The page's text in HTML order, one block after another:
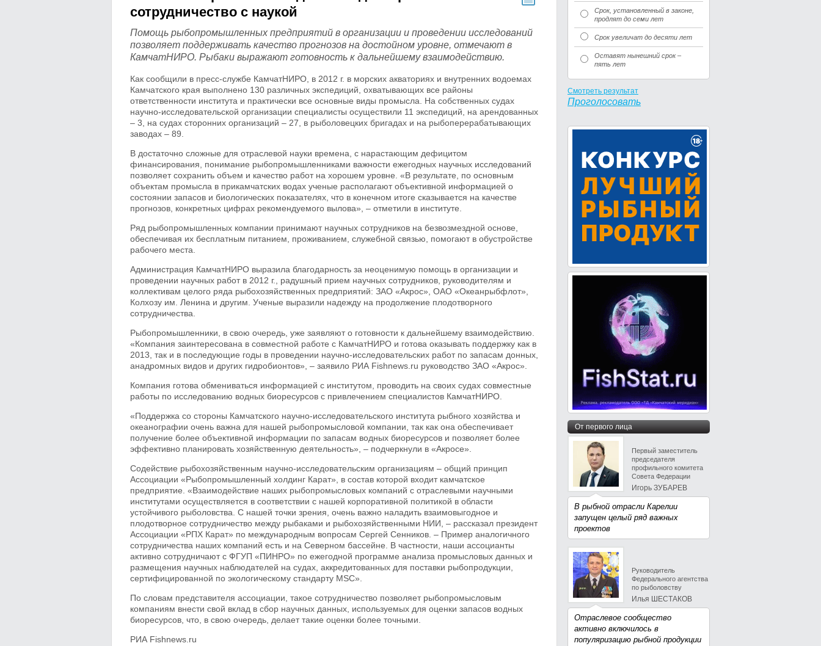
сотрудничество с наукой
Помощь рыбопромышленных предприятий в организации и проведении исследований
позволяет поддерживать качество прогнозов на достойном уровне, отмечают в
КамчатНИРО. Рыбаки выражают готовность к дальнейшему взаимодействию.
Как сообщили в пресс-службе КамчатНИРО, в 2012 г. в морских акваториях и внутренних водоемах
Камчатского края выполнено 130 различных экспедиций, охватывающих все районы
ответственности института и практически все основные виды промысла. На собственных судах
научно-исследовательской организации специалисты осуществили 11 экспедиций, на арендованных
– 3, на судах сторонних организаций – 27, в рыболовецких бригадах и на рыбоперерабатывающих
заводах – 89.
В достаточно сложные для отраслевой науки времена, с нарастающим дефицитом
финансирования, понимание рыбопромышленниками важности ежегодных научных исследований
позволяет сохранить объем и качество работ на хорошем уровне. «В результате, по основным
объектам промысла в прикамчатских водах ученые располагают объективной информацией о
состоянии запасов и биологических показателях, что в конечном итоге сказывается на качестве
прогнозов, конкретных цифрах рекомендуемого вылова», – отметили в институте.
Ряд рыбопромышленных компании принимают научных сотрудников на безвозмездной основе,
обеспечивая их бесплатным питанием, проживанием, служебной связью, помогают в обустройстве
рабочего места.
Администрация КамчатНИРО выразила благодарность за неоценимую помощь в организации и
проведении научных работ в 2012 г., радушный прием научных сотрудников, руководителям и
коллективам целого ряда рыбохозяйственных предприятий: ЗАО «Акрос», ОАО «Океанрыбфлот»,
Колхозу им. Ленина и другим. Ученые выразили надежду на продолжение плодотворного
сотрудничества.
Рыбопромышленники, в свою очередь, уже заявляют о готовности к дальнейшему взаимодействию.
«Компания заинтересована в совместной работе с КамчатНИРО и готова оказывать поддержку как в
2013, так и в последующие годы в проведении научно-исследовательских работ по запасам донных,
анадромных видов и других гидробионтов», – заявило РИА Fishnews.ru руководство ЗАО «Акрос».
Компания готова обмениваться информацией с институтом, проводить на своих судах совместные
работы по исследованию водных биоресурсов с привлечением специалистов КамчатНИРО.
«Поддержка со стороны Камчатского научно-исследовательского института рыбного хозяйства и
океанографии очень важна для нашей рыбопромысловой компании, так как она обеспечивает
получение более объективной информации по запасам водных биоресурсов и позволяет более
эффективно планировать хозяйственную деятельность», – подчеркнули в «Акросе».
Содействие рыбохозяйственным научно-исследовательским организациям – общий принцип
Ассоциации «Рыбопромышленный холдинг Карат», в состав которой входит камчатское
предприятие. «Взаимодействие наших рыбопромысловых компаний с отраслевыми научными
институтами осуществляется в соответствии с нашей корпоративной политикой в области
устойчивого рыболовства. С нашей точки зрения, очень важно наладить взаимовыгодное и
плодотворное сотрудничество между рыбаками и рыбохозяйственными НИИ, – рассказал президент
Ассоциации «РПХ Карат» по международным вопросам Сергей Сенников. – Пример аналогичного
сотрудничества наших компаний есть и на Северном бассейне. В частности, наши ассоцианты
активно сотрудничают с ФГУП «ПИНРО» по ежегодной программе анализа промысловых данных и
размещения научных наблюдателей на судах, аккредитованных для поставки рыбопродукции,
сертифицированной по экологическому стандарту MSC».
По словам представителя ассоциации, такое сотрудничество позволяет рыбопромысловым
компаниям внести свой вклад в сбор научных данных, используемых для оценки запасов водных
биоресурсов, что, в свою очередь, делает такие оценки более точными.
РИА Fishnews.ru
Срок, установленный в законе,
продлят до семи лет
Срок увеличат до десяти лет
Оставят нынешний срок –
пять лет
Смотреть результат
Проголосовать
От первого лица
Первый заместитель
председателя
профильного комитета
Совета Федерации
Игорь ЗУБАРЕВ
В рыбной отрасли Карелии
запущен целый ряд важных
проектов
Руководитель
Федерального агентства
по рыболовству
Илья ШЕСТАКОВ
Отраслевое сообщество
активно включилось в
популяризацию рыбной продукции